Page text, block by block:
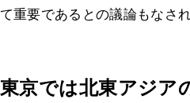
て重要であるとの議論もなされ
東京では北東アジア